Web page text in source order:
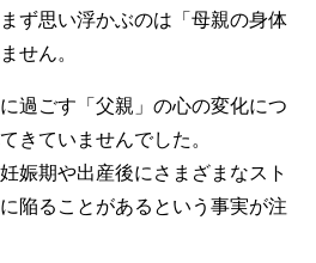
ず思い浮かぶのは「母親の身体
せん。
過ごす「父親」の心の変化につ
きていませんでした。
娠期や出産後にさまざまなスト
陥ることがあるという事実が注